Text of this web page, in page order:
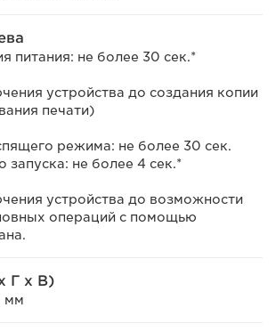
питания: не более 30 сек.*
устройства до создания копии
печати)
режима: не более 30 сек.
запуска: не более 4 сек.*
устройства до возможности
операций с помощью
Г x В)
мм